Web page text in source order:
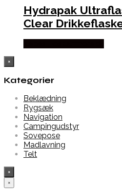
Hydrapak
Clear
×
Kategorier
Beklædning
Rygsæk
Navigation
Campingudstyr
Sovepose
Madlavning
Telt
×
×